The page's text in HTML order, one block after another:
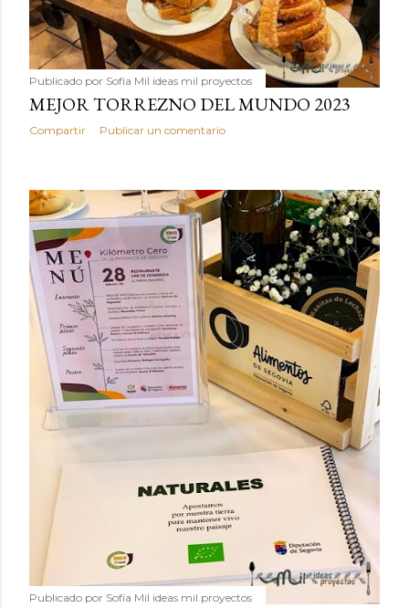
Publicado por Sofía Mil ideas mil proyectos
MEJOR TORREZNO DEL MUNDO 2023
Compartir Publicar un comentario
Publicado por Sofía Mil ideas mil proyectos